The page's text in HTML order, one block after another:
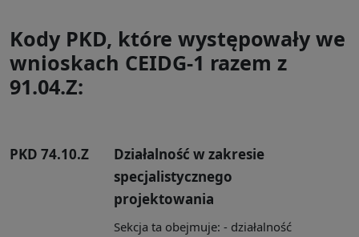
Kody PKD, które występowały we
wnioskach CEIDG-1 razem z
91.04.Z:
PKD 74.10.Z
Działalność w zakresie
specjalistycznego
projektowania
Sekcja ta obejmuje: - działalność